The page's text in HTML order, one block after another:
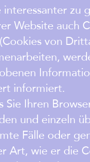
zu
Website auch
von
informiert.
Ihren
und einzeln
Fälle oder
Art, wie er die